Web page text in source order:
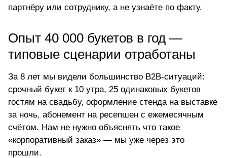
партнёру или сотруднику, а не узнаёте по факту.
Опыт 40 000 букетов в год —
типовые сценарии отработаны
За 8 лет мы видели большинство B2B-ситуаций:
срочный букет к 10 утра, 25 одинаковых букетов
гостям на свадьбу, оформление стенда на выставке
за ночь, абонемент на ресепшен с ежемесячным
счётом. Нам не нужно объяснять что такое
«корпоративный заказ» — мы уже через это
прошли.